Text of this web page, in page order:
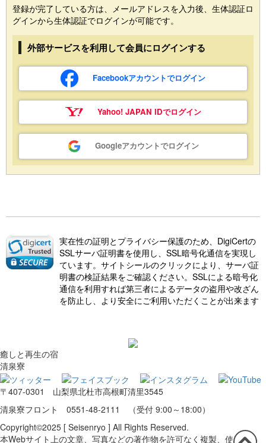
登録が完了している方は、メールアドレスを入力後、生体認証ロ
グインから生体認証でログインが可能です。
外部サービスを利用して会員にログインする
Facebookアカウントでログイン
Yahoo! JAPAN IDでログイン
Googleアカウントでログイン
実在性の証明とプライバシー保護のため、DigiCertの
SSLサーバ証明書を使用し、SSL暗号化通信を実現し
ています。サイトシールのクリックにより、サーバ証
明書の検証結果をご確認ください。SSLによる暗号化
通信を利用すれば第三者によるデータの盗用や改ざん
を防止し、より安全にご利用いただくことが出来ます
癒しと再生の宿
清泉寮
〒407-0301 山梨県北杜市高根町清里3545
清泉寮フロント 0551-48-2111 （受付 9:00～18:00）
Copyright©2025 [ Seisenryo ] All Rights Reserved.
本Webサイト上の文章、写真などの著作物を許可なく複製、使用する